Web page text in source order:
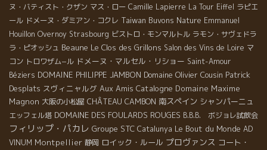
ヌ・バティスト・クザン マス・ロー Camille Lapierre La Tour Eiffel ラピエ
ール ドメーヌ・ダミアン・コクレ Taiwan Buvons Nature Emmanuel
Houillon Overnoy Strasbourg ビストロ・モンマルトル ラモン・サヴェドラ
ラ・ピオッシュ Beaune Le Clos des Grillons Salon des Vins de Loire マ
コン トロワザム−ル ドメーヌ・マルセル・リショー Saint-Amour
Béziers DOMAINE PHILIPPE JAMBON Domaine Olivier Cousin Patrick
Desplats スヴィニャルグ Aux Amis Catalogne Domaine Maxime
Magnon 大阪の小松屋 CHÂTEAU CAMBON 南スペイン シャンパーニュ
エッフェル塔 DOMAINE DES FOULARDS ROUGES B.B.B. ボジョレ試飲会
フィリップ・パカレ Groupe STC Catalunya Le Bout du Monde AD
VINUM Montpellier 静岡 ロイック・ルール プロヴァンス コート・